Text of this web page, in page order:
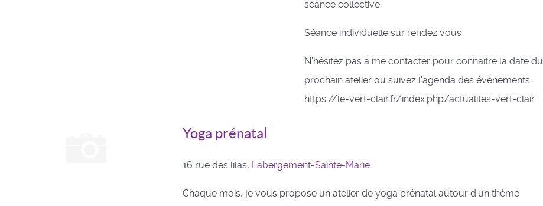
séance collective
Séance individuelle sur rendez vous
N'hésitez pas à me contacter pour connaitre la date du
prochain atelier ou suivez l'agenda des événements :
https://le-vert-clair.fr/index.php/actualites-vert-clair
Yoga prénatal
16 rue des lilas, Labergement-Sainte-Marie
Chaque mois, je vous propose un atelier de yoga prénatal autour d'un thème